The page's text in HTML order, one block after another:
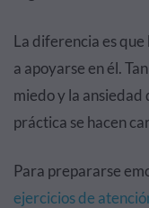
La diferencia es
a apoyarse en él.
miedo y la ansiedad
práctica se hacen
Para prepararse
ejercicios de